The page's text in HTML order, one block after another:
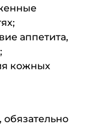
аппетита,
кожных